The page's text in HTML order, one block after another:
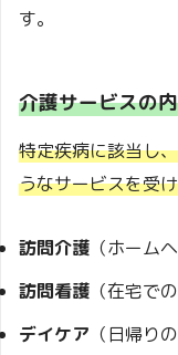
す。
介護サービスの
特定疾病に該当し
うなサービスを受
訪問介護 （ホーム
訪問看護 （在宅で
デイケア （日帰り